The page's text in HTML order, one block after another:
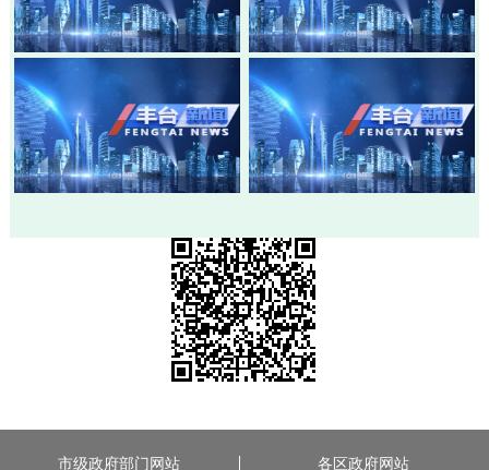
20260803-丰台新闻
20260730-丰台新闻
20260728-丰台新闻
20260724-丰台新闻
市级政府部门网站 各区政府网站